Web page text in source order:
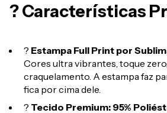
? Características
? Estampa Full Print por
Cores ultra vibrantes, toque
craquelamento. A estampa faz
fica por cima dele.
? Tecido Premium: 95%